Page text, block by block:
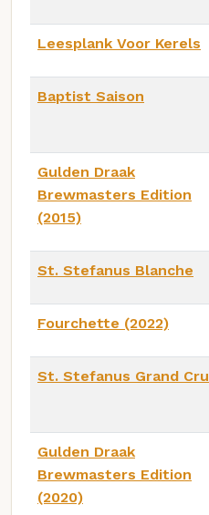
Leesplank Voor Kerels
Baptist Saison
Gulden Draak
Brewmasters Edition
(2015)
St. Stefanus Blanche
Fourchette (2022)
St. Stefanus Grand Cru
Gulden Draak
Brewmasters Edition
(2020)